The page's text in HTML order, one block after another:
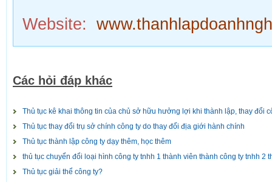
Website:
Các hỏi đáp khác
Thủ tục kê khai thông tin của chủ sở hữu hưởng lợi khi thành lập, thay đổi
Thủ tục thay đổi trụ sở chính công ty do thay đổi địa giới hành chính
Thủ tục thành lập công ty dạy thêm, học thêm
thủ tục chuyển đổi loại hình công ty tnhh 1 thành viên thành công ty tnhh 2
Thủ tục giải thể công ty?